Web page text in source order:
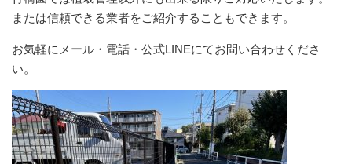
または信頼できる業者をご紹介することもできます。
お気軽にメール・電話・公式LINEにてお問い合わせくださ
い。